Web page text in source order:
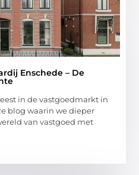
Enschede – De
in de vastgoedmarkt in
blog waarin we dieper
van vastgoed met